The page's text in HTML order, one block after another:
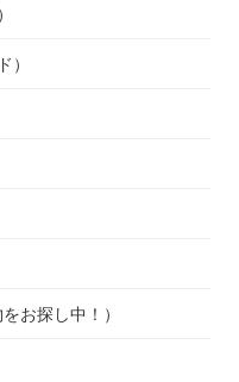
お探し中！）